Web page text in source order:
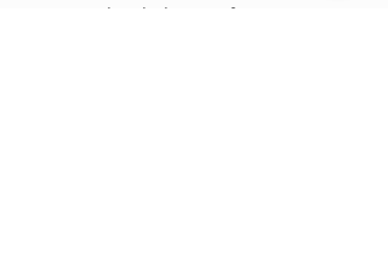
por e-mail ou boletins informativos.